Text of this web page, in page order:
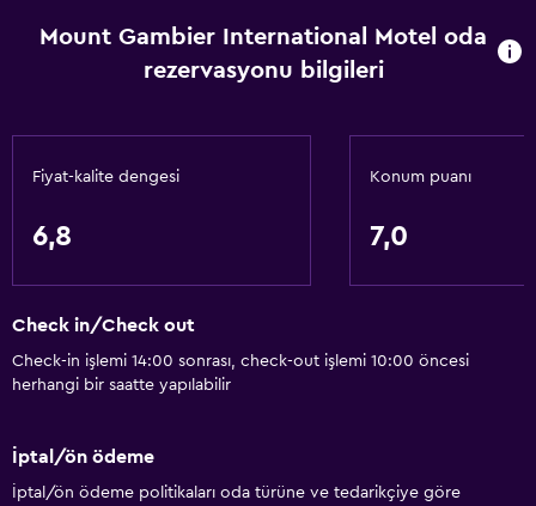
Banyo
Saç kurutma makinesi
Mount Gambier International Motel oda
rezervasyonu bilgileri
Fiyat-kalite dengesi
6,8
Konum puanı
7,0
Check in/Check out
Check-in işlemi 14:00 sonrası, check-out işlemi 10:00 öncesi
herhangi bir saatte yapılabilir
İptal/ön ödeme
İptal/ön ödeme politikaları oda türüne ve tedarikçiye göre